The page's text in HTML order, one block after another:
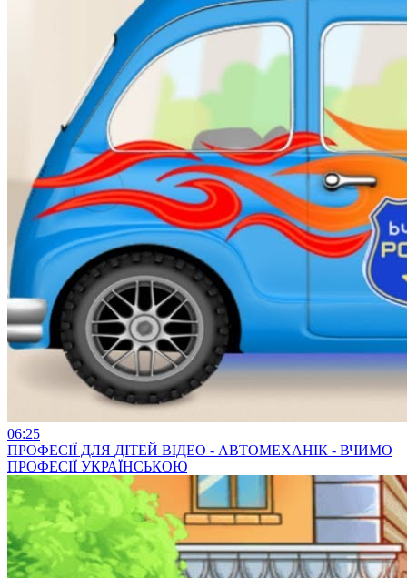
06:25
ПРОФЕСІЇ ДЛЯ ДІТЕЙ ВІДЕО - АВТОМЕХАНІК - ВЧИМО
ПРОФЕСІЇ УКРАЇНСЬКОЮ